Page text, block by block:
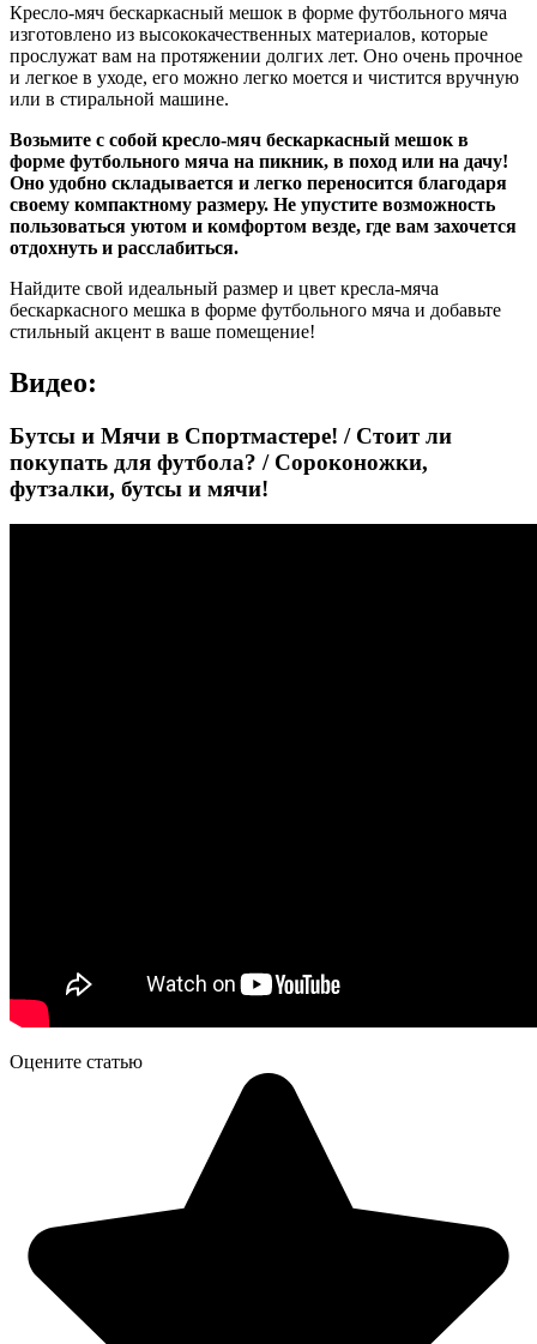
Кресло-мяч бескаркасный мешок в форме футбольного мяча
изготовлено из высококачественных материалов, которые
прослужат вам на протяжении долгих лет. Оно очень прочное
и легкое в уходе, его можно легко моется и чистится вручную
или в стиральной машине.
Возьмите с собой кресло-мяч бескаркасный мешок в
форме футбольного мяча на пикник, в поход или на дачу!
Оно удобно складывается и легко переносится благодаря
своему компактному размеру. Не упустите возможность
пользоваться уютом и комфортом везде, где вам захочется
отдохнуть и расслабиться.
Найдите свой идеальный размер и цвет кресла-мяча
бескаркасного мешка в форме футбольного мяча и добавьте
стильный акцент в ваше помещение!
Видео:
Бутсы и Мячи в Спортмастере! / Стоит ли
покупать для футбола? / Сороконожки,
футзалки, бутсы и мячи!
Оцените статью